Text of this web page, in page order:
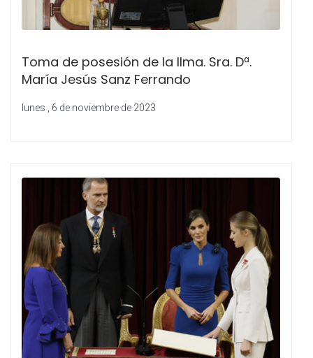
Toma de posesión de la Ilma. Sra. Dª.
María Jesús Sanz Ferrando
lunes , 6 de noviembre de 2023